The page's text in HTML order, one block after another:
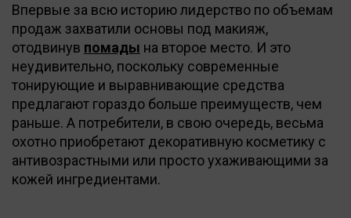
Впервые за всю историю лидерство по объемам
продаж захватили основы под макияж,
отодвинув помады на второе место. И это
неудивительно, поскольку современные
тонирующие и выравнивающие средства
предлагают гораздо больше преимуществ, чем
раньше. А потребители, в свою очередь, весьма
охотно приобретают декоративную косметику с
антивозрастными или просто ухаживающими за
кожей ингредиентами.